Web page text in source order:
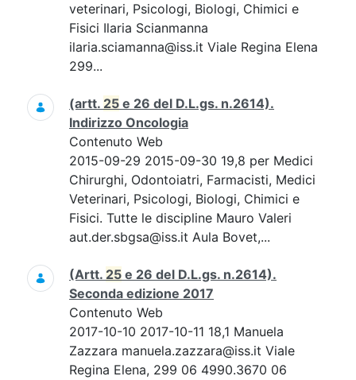
veterinari, Psicologi, Biologi, Chimici e
Fisici Ilaria Scianmanna
ilaria.sciamanna@iss.it Viale Regina Elena
299...
(artt. 25 e 26 del D.L.gs. n.2614).
Indirizzo Oncologia
Contenuto Web
2015-09-29 2015-09-30 19,8 per Medici
Chirurghi, Odontoiatri, Farmacisti, Medici
Veterinari, Psicologi, Biologi, Chimici e
Fisici. Tutte le discipline Mauro Valeri
aut.der.sbgsa@iss.it Aula Bovet,...
(Artt. 25 e 26 del D.L.gs. n.2614).
Seconda edizione 2017
Contenuto Web
2017-10-10 2017-10-11 18,1 Manuela
Zazzara manuela.zazzara@iss.it Viale
Regina Elena, 299 06 4990.3670 06